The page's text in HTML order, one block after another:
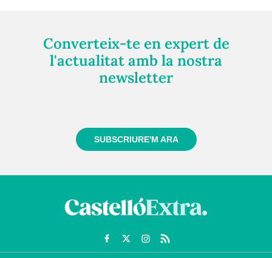
Converteix-te en expert de
l'actualitat amb la nostra
newsletter
SUBSCRIURE'M ARA